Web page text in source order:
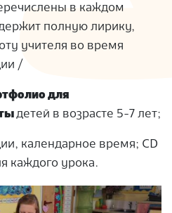
в каждом
полную лирику,
учителя во время
/
для
детей в возрасте 5-7 лет;
календарное время; CD
каждого урока.